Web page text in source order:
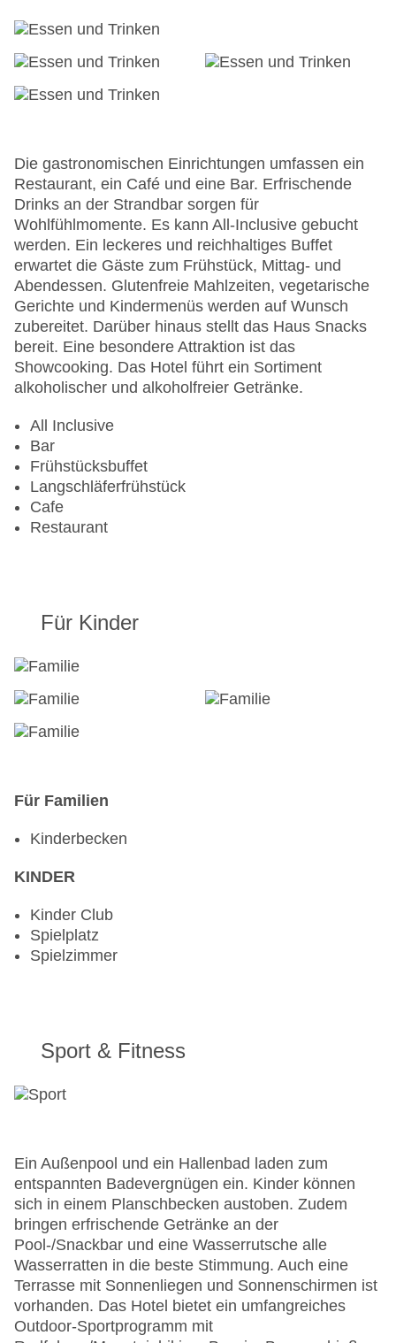
Garage
Garten: ohne Gebühr
Hotelsafe
Minimarkt
Anzahl der Konferenzräume: 2
Anzahl der Aufzüge: 1
Zimmerservice
Sonnenterrasse
Gesamtanzahl der Stockwerke: 5
Gesamtanzahl der Zimmer: 213
Pools:Kinderbecken, Indoor Pool, Outdoor Pool,
Sonnenschirme am Pool, Liegen am Pool,
Wasserrutsche
Zahlungsarten: EC Maestro, Mastercard, Visa
Landeskategorie: 5 Sterne
Die gastronomischen Einrichtungen umfassen ein
Restaurant, ein Café und eine Bar. Erfrischende
Drinks an der Strandbar sorgen für
Wohlfühlmomente. Es kann All-Inclusive gebucht
werden. Ein leckeres und reichhaltiges Buffet
erwartet die Gäste zum Frühstück, Mittag- und
Abendessen. Glutenfreie Mahlzeiten, vegetarische
Gerichte und Kindermenüs werden auf Wunsch
zubereitet. Darüber hinaus stellt das Haus Snacks
bereit. Eine besondere Attraktion ist das
Showcooking. Das Hotel führt ein Sortiment
alkoholischer und alkoholfreier Getränke.
All Inclusive
Bar
Frühstücksbuffet
Langschläferfrühstück
Cafe
Restaurant
Für Kinder
Für Familien
Kinderbecken
KINDER
Kinder Club
Spielplatz
Spielzimmer
Sport & Fitness
Ein Außenpool und ein Hallenbad laden zum
entspannten Badevergnügen ein. Kinder können
sich in einem Planschbecken austoben. Zudem
bringen erfrischende Getränke an der
Pool-/Snackbar und eine Wasserrutsche alle
Wasserratten in die beste Stimmung. Auch eine
Terrasse mit Sonnenliegen und Sonnenschirmen ist
vorhanden. Das Hotel bietet ein umfangreiches
Outdoor-Sportprogramm mit